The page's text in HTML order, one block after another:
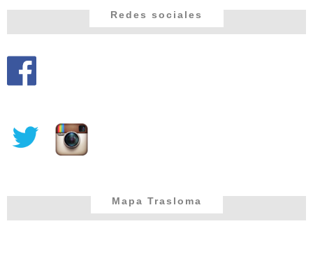
Redes sociales
Mapa Trasloma